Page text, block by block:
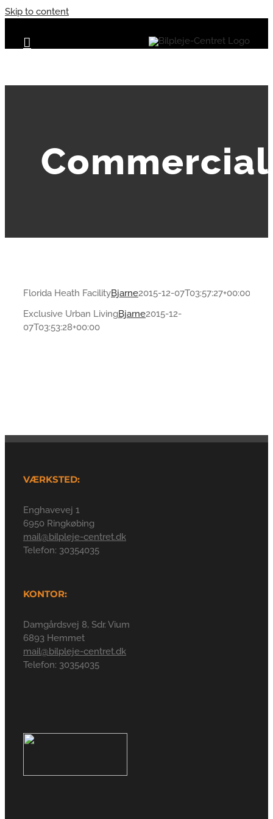
Skip to content
Commercial
Florida Heath FacilityBjarne2015-12-07T03:57:27+00:00
Exclusive Urban LivingBjarne2015-12-
07T03:53:28+00:00
VÆRKSTED:
Enghavevej 1
6950 Ringkøbing
mail@bilpleje-centret.dk
Telefon: 30354035
KONTOR:
Damgårdsvej 8, Sdr. Vium
6893 Hemmet
mail@bilpleje-centret.dk
Telefon: 30354035